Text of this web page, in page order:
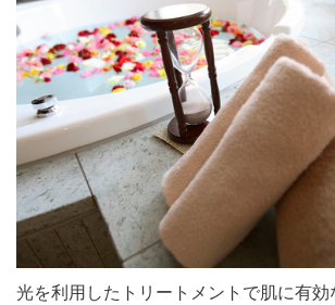
光を利用したトリートメントで肌に有